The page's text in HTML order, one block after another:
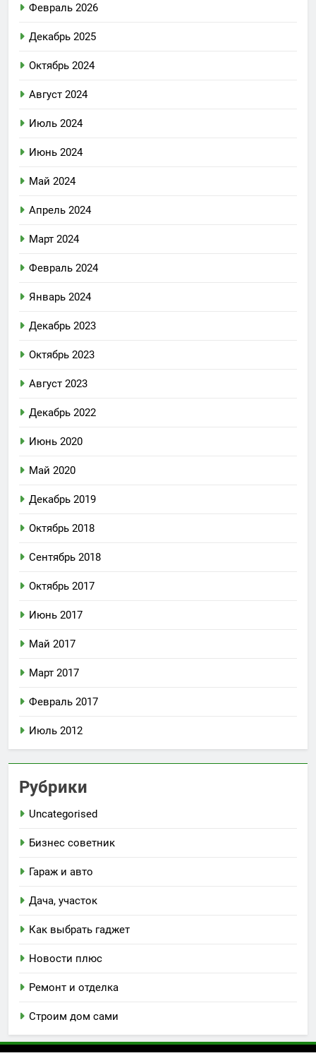
Февраль 2026
Декабрь 2025
Октябрь 2024
Август 2024
Июль 2024
Июнь 2024
Май 2024
Апрель 2024
Март 2024
Февраль 2024
Январь 2024
Декабрь 2023
Октябрь 2023
Август 2023
Декабрь 2022
Июнь 2020
Май 2020
Декабрь 2019
Октябрь 2018
Сентябрь 2018
Октябрь 2017
Июнь 2017
Май 2017
Март 2017
Февраль 2017
Июль 2012
Рубрики
Uncategorised
Бизнес советник
Гараж и авто
Дача, участок
Как выбрать гаджет
Новости плюс
Ремонт и отделка
Строим дом сами